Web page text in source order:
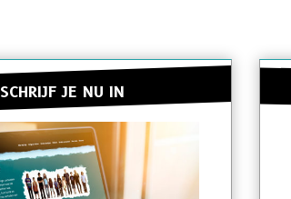
SCHRIJF JE NU IN